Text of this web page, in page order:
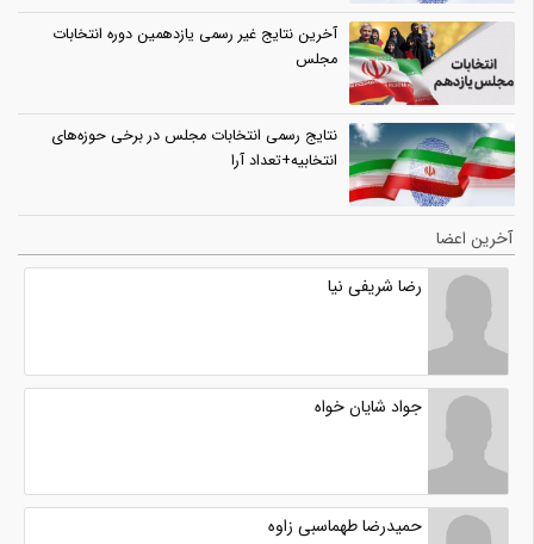
آخرین نتایج غیر رسمی یازدهمین دوره انتخابات
مجلس
نتایج رسمی انتخابات مجلس در برخی حوزه‌های
انتخابیه+تعداد آرا
آخرین اعضا
رضا شریفی نیا
جواد شایان خواه
حمیدرضا طهماسبی زاوه